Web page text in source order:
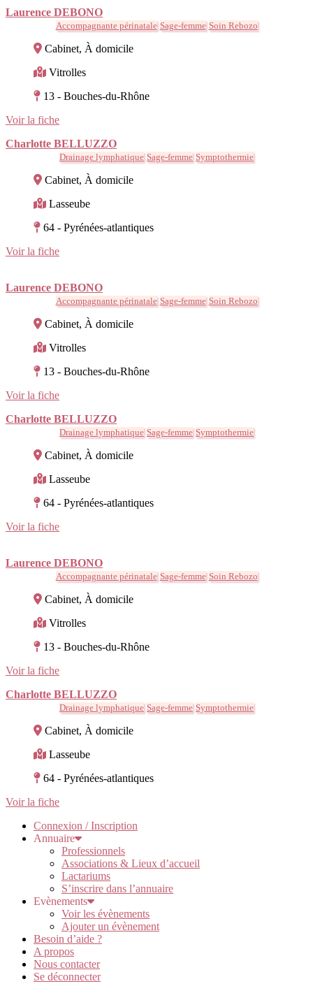
Laurence DEBONO
Accompagnante périnatale Sage-femme Soin Rebozo
Cabinet, À domicile
Vitrolles
13 - Bouches-du-Rhône
Voir la fiche
Charlotte BELLUZZO
Drainage lymphatique Sage-femme Symptothermie
Cabinet, À domicile
Lasseube
64 - Pyrénées-atlantiques
Voir la fiche
Laurence DEBONO
Accompagnante périnatale Sage-femme Soin Rebozo
Cabinet, À domicile
Vitrolles
13 - Bouches-du-Rhône
Voir la fiche
Charlotte BELLUZZO
Drainage lymphatique Sage-femme Symptothermie
Cabinet, À domicile
Lasseube
64 - Pyrénées-atlantiques
Voir la fiche
Laurence DEBONO
Accompagnante périnatale Sage-femme Soin Rebozo
Cabinet, À domicile
Vitrolles
13 - Bouches-du-Rhône
Voir la fiche
Charlotte BELLUZZO
Drainage lymphatique Sage-femme Symptothermie
Cabinet, À domicile
Lasseube
64 - Pyrénées-atlantiques
Voir la fiche
Connexion / Inscription
Annuaire
Professionnels
Associations & Lieux d’accueil
Lactariums
S’inscrire dans l’annuaire
Evènements
Voir les évènements
Ajouter un évènement
Besoin d’aide ?
A propos
Nous contacter
Se déconnecter